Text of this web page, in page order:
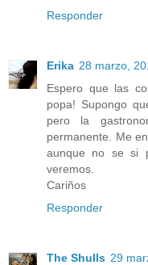
Responder
Erika 28 marzo,
Espero que las
popa! Supongo
pero la
permanente. Me
aunque no se si
veremos.
Cariños
Responder
The Shulls 29